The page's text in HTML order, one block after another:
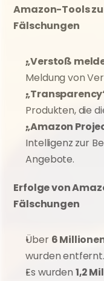
Amazon-Tools
Fälschungen
„Verstoß
Meldung von
Produkten, die
„Amazon
Intelligenz zur
Angebote.
Erfolge von
Fälschungen
Über 6
wurden entfernt.
Es wurden 1,2